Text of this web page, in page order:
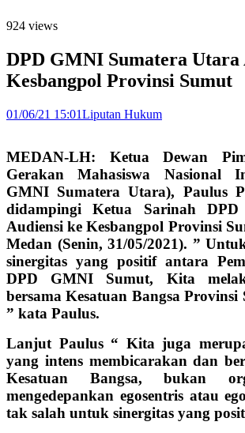
924 views
DPD GMNI Sumatera Utara
Kesbangpol Provinsi Sumut
01/06/21 15:01Liputan Hukum
MEDAN-LH: Ketua Dewan
Gerakan Mahasiswa Nasional
GMNI Sumatera Utara), Paulus
didampingi Ketua Sarinah
Audiensi ke Kesbangpol Provinsi
Medan (Senin, 31/05/2021). ”
sinergitas yang positif antara
DPD GMNI Sumut, Kita
bersama Kesatuan Bangsa Provinsi
” kata Paulus.
Lanjut Paulus “ Kita juga
yang intens membicarakan dan
Kesatuan Bangsa, bukan
mengedepankan egosentris atau
tak salah untuk sinergitas yang